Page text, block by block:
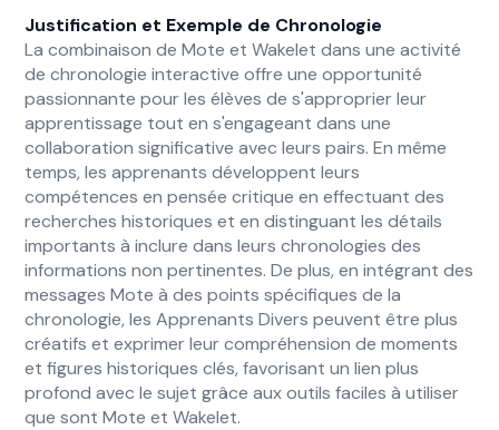
Justification et Exemple de Chronologie
La combinaison de Mote et Wakelet dans une activité
de chronologie interactive offre une opportunité
passionnante pour les élèves de s'approprier leur
apprentissage tout en s'engageant dans une
collaboration significative avec leurs pairs. En même
temps, les apprenants développent leurs
compétences en pensée critique en effectuant des
recherches historiques et en distinguant les détails
importants à inclure dans leurs chronologies des
informations non pertinentes. De plus, en intégrant des
messages Mote à des points spécifiques de la
chronologie, les Apprenants Divers peuvent être plus
créatifs et exprimer leur compréhension de moments
et figures historiques clés, favorisant un lien plus
profond avec le sujet grâce aux outils faciles à utiliser
que sont Mote et Wakelet.